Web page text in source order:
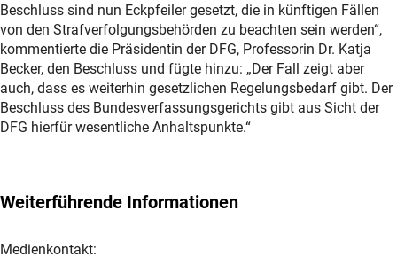
Beschluss sind nun Eckpfeiler gesetzt, die in künftigen Fällen
von den Strafverfolgungsbehörden zu beachten sein werden“,
kommentierte die Präsidentin der DFG, Professorin Dr. Katja
Becker, den Beschluss und fügte hinzu: „Der Fall zeigt aber
auch, dass es weiterhin gesetzlichen Regelungsbedarf gibt. Der
Beschluss des Bundesverfassungsgerichts gibt aus Sicht der
DFG hierfür wesentliche Anhaltspunkte.“
Weiterführende Informationen
Medienkontakt: